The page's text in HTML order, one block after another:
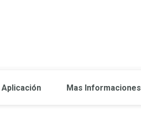
Aplicación Mas Informaciones